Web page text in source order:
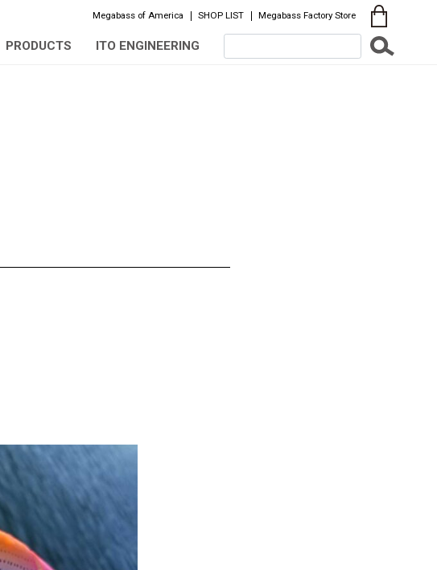
Megabass of America SHOP LIST Megabass Factory Store
PRODUCTS ITO ENGINEERING